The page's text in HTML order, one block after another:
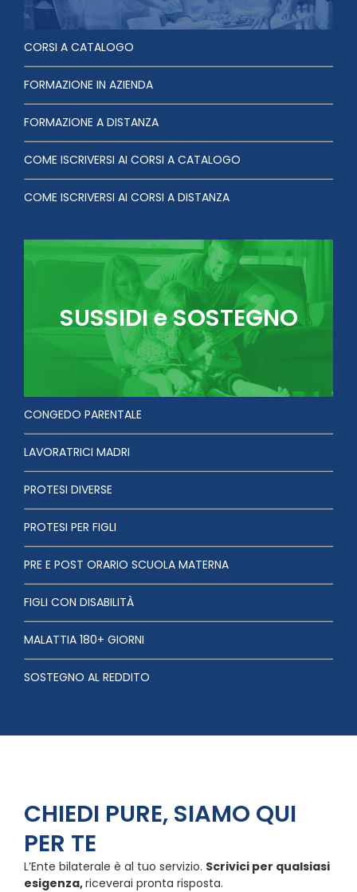
CORSI A CATALOGO
FORMAZIONE IN AZIENDA
FORMAZIONE A DISTANZA
COME ISCRIVERSI AI CORSI A CATALOGO
COME ISCRIVERSI AI CORSI A DISTANZA
SUSSIDI e SOSTEGNO
CONGEDO PARENTALE
LAVORATRICI MADRI
PROTESI DIVERSE
PROTESI PER FIGLI
PRE E POST ORARIO SCUOLA MATERNA
FIGLI CON DISABILITÀ
MALATTIA 180+ GIORNI
SOSTEGNO AL REDDITO
CHIEDI PURE, SIAMO QUI
PER TE
L’Ente bilaterale è al tuo servizio. Scrivici per qualsiasi
esigenza,riceverai pronta risposta.